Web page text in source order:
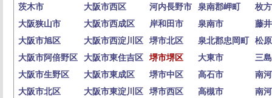
茨木市
大阪市西区 河内長野市 泉南郡岬町
枚
大阪狭山市
大阪市西成区 岸和田市 泉南市
藤
大阪市旭区
大阪市西淀川区 堺市北区 泉北郡忠岡町
松
大阪市阿倍野区
大阪市東住吉区 堺市堺区 大東市
三
大阪市生野区
大阪市東成区 堺市中区 高石市
南
大阪市北区
大阪市東淀川区 堺市西区 高槻市
南